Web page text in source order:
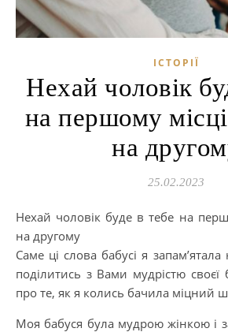
ІСТОРІЇ
Нехай чоловік
на першому
на
25.02.2023
Нехай чоловік буде в тебе на першому місці, а діти –
на другому
Саме ці слова бабусі я
поділитись з Вами мудрістю своєї
про те, як я колись бачила міцний
Моя бабуся була мудрою жінкою і